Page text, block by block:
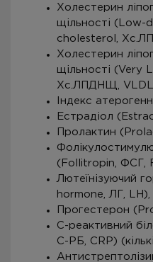
Холестерин
щільності (Low-
cholesterol,
Холестерин
щільності (Very
Хс.ЛПДНЩ,
Індекс
Естрадіол
Пролактин
(Follitropin, ФСГ,
Лютеїнізуючий
hormone, ЛГ, LH),
Прогестерон
С-реактивний
С-РБ, CRP)